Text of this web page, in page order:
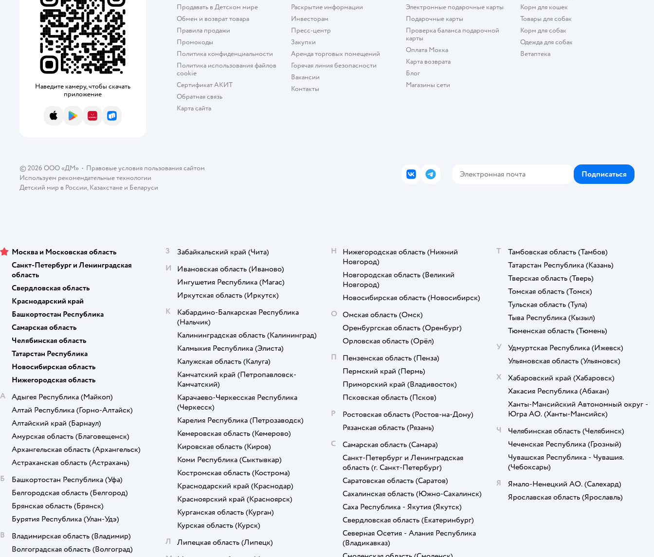
Наведите камеру, чтобы скачать
приложение
App StoreGoogle Play
AppGallery
RuStore
Продавать в Детском мире
Обмен и возврат товара
Правила продажи
Промокоды
Политика конфиденциальности
Политика использования файлов
cookie
Сертификат АКИТ
Обратная связь
Карта сайта
Раскрытие информации
Инвесторам
Пресс-центр
Закупки
Аренда торговых помещений
Горячая линия безопасности
Вакансии
Контакты
Электронные подарочные карты
Подарочные карты
Проверка баланса подарочной
карты
Оплата Мокка
Карта возврата
Блог
Магазины сети
Корм для кошек
Товары для собак
Корм для собак
Одежда для собак
Ветаптека
© 2026 ООО «ДМ» • Правовые условия пользования сайтом
Используем рекомендательные технологии
Детский мир в России,Казахстане и Беларуси
ВКонтактеTelegram Подписаться
Москва и Московская область
Санкт-Петербург и Ленинградская
область
Свердловская область
Краснодарский край
Башкортостан Республика
Самарская область
Челябинская область
Татарстан Республика
Новосибирская область
Нижегородская область
А
Адыгея Республика (Майкоп)
Алтай Республика (Горно-Алтайск)
Алтайский край (Барнаул)
Амурская область (Благовещенск)
Архангельская область (Архангельск)
Астраханская область (Астрахань)
Б
Башкортостан Республика (Уфа)
Белгородская область (Белгород)
Брянская область (Брянск)
Бурятия Республика (Улан-Удэ)
В
Владимирская область (Владимир)
Волгоградская область (Волгоград)
З Забайкальский край (Чита)
И
Ивановская область (Иваново)
Ингушетия Республика (Магас)
Иркутская область (Иркутск)
К
Кабардино-Балкарская Республика
(Нальчик)
Калининградская область (Калининград)
Калмыкия Республика (Элиста)
Калужская область (Калуга)
Камчатский край (Петропавловск-
Камчатский)
Карачаево-Черкесская Республика
(Черкесск)
Карелия Республика (Петрозаводск)
Кемеровская область (Кемерово)
Кировская область (Киров)
Коми Республика (Сыктывкар)
Костромская область (Кострома)
Краснодарский край (Краснодар)
Красноярский край (Красноярск)
Курганская область (Курган)
Курская область (Курск)
Л
Липецкая область (Липецк)
Н Нижегородская область (Нижний
Новгород)
Новгородская область (Великий
Новгород)
Новосибирская область (Новосибирск)
О Омская область (Омск)
Оренбургская область (Оренбург)
Орловская область (Орёл)
П
Пензенская область (Пенза)
Пермский край (Пермь)
Приморский край (Владивосток)
Псковская область (Псков)
Р
Ростовская область (Ростов-на-Дону)
Рязанская область (Рязань)
С
Самарская область (Самара)
Санкт-Петербург и Ленинградская
область (г. Санкт-Петербург)
Саратовская область (Саратов)
Сахалинская область (Южно-Сахалинск)
Саха Республика - Якутия (Якутск)
Свердловская область (Екатеринбург)
Северная Осетия - Алания Республика
(Владикавказ)
Т Тамбовская область (Тамбов)
Татарстан Республика (Казань)
Тверская область (Тверь)
Томская область (Томск)
Тульская область (Тула)
Тыва Республика (Кызыл)
Тюменская область (Тюмень)
У
Удмуртская Республика (Ижевск)
Ульяновская область (Ульяновск)
Х
Хабаровский край (Хабаровск)
Хакасия Республика (Абакан)
Ханты-Мансийский Автономный округ -
Югра АО. (Ханты-Мансийск)
Ч
Челябинская область (Челябинск)
Чеченская Республика (Грозный)
Чувашская Республика - Чувашия.
(Чебоксары)
Я
Ямало-Ненецкий АО. (Салехард)
Ярославская область (Ярославль)